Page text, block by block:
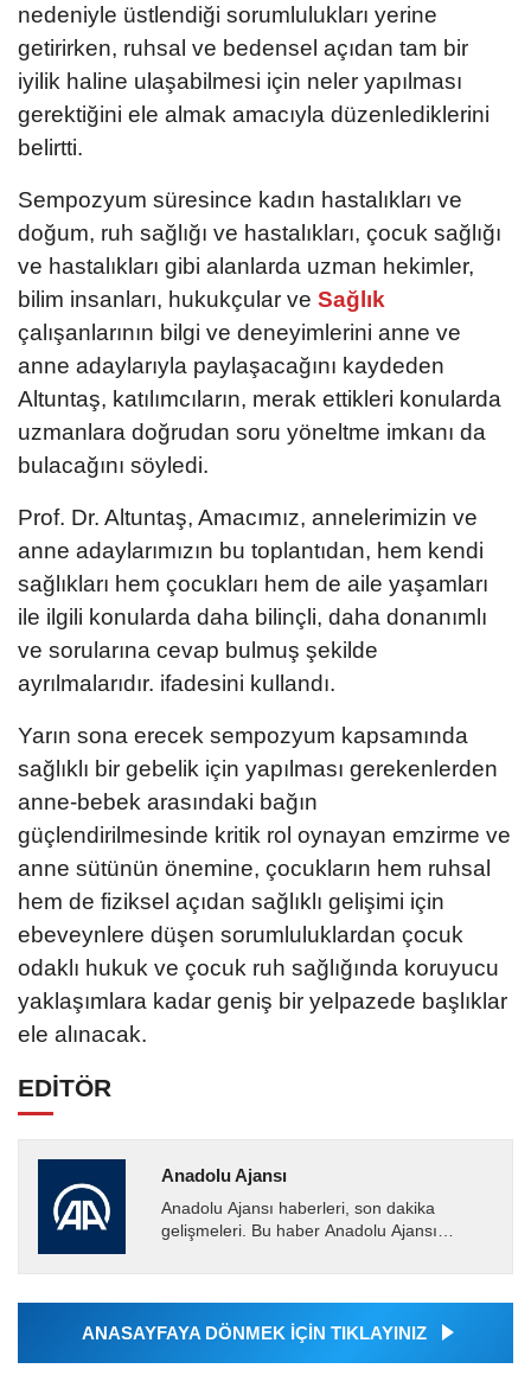
nedeniyle üstlendiği sorumlulukları yerine
getirirken, ruhsal ve bedensel açıdan tam bir
iyilik haline ulaşabilmesi için neler yapılması
gerektiğini ele almak amacıyla düzenlediklerini
belirtti.
Sempozyum süresince kadın hastalıkları ve
doğum, ruh sağlığı ve hastalıkları, çocuk sağlığı
ve hastalıkları gibi alanlarda uzman hekimler,
bilim insanları, hukukçular ve Sağlık
çalışanlarının bilgi ve deneyimlerini anne ve
anne adaylarıyla paylaşacağını kaydeden
Altuntaş, katılımcıların, merak ettikleri konularda
uzmanlara doğrudan soru yöneltme imkanı da
bulacağını söyledi.
Prof. Dr. Altuntaş, Amacımız, annelerimizin ve
anne adaylarımızın bu toplantıdan, hem kendi
sağlıkları hem çocukları hem de aile yaşamları
ile ilgili konularda daha bilinçli, daha donanımlı
ve sorularına cevap bulmuş şekilde
ayrılmalarıdır. ifadesini kullandı.
Yarın sona erecek sempozyum kapsamında
sağlıklı bir gebelik için yapılması gerekenlerden
anne-bebek arasındaki bağın
güçlendirilmesinde kritik rol oynayan emzirme ve
anne sütünün önemine, çocukların hem ruhsal
hem de fiziksel açıdan sağlıklı gelişimi için
ebeveynlere düşen sorumluluklardan çocuk
odaklı hukuk ve çocuk ruh sağlığında koruyucu
yaklaşımlara kadar geniş bir yelpazede başlıklar
ele alınacak.
EDİTÖR
Anadolu Ajansı
Anadolu Ajansı haberleri, son dakika
gelişmeleri. Bu haber Anadolu Ajansı
tarafından geçilen tüm...
ANASAYFAYA DÖNMEK İÇİN TIKLAYINIZ